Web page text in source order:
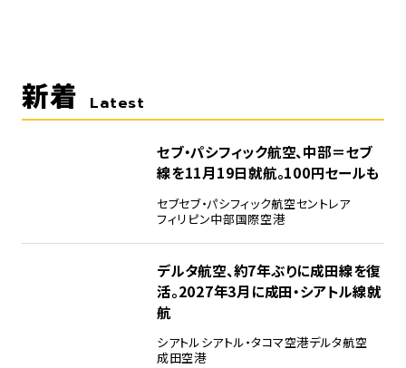
新着 Latest
セブ・パシフィック航空、中部＝セブ
線を11月19日就航。100円セールも
セブセブ・パシフィック航空セントレア
フィリピン中部国際空港
デルタ航空、約7年ぶりに成田線を復
活。2027年3月に成田・シアトル線就
航
シアトルシアトル・タコマ空港デルタ航空
成田空港